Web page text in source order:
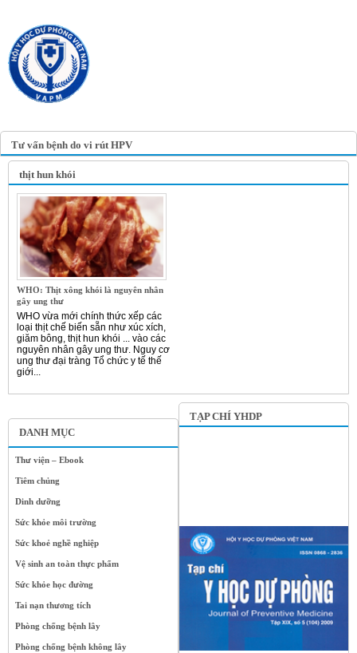
Tư vấn bệnh do vi rút HPV
DANH MỤC
Thư viện – Ebook
Tiêm chủng
Dinh dưỡng
Sức khỏe môi trường
Sức khoẻ nghề nghiệp
Vệ sinh an toàn thực phẩm
Sức khỏe học đường
Tai nạn thương tích
Phòng chống bệnh lây
Phòng chống bệnh không lây
thịt hun khói
WHO: Thịt xông khói là nguyên nhân
gây ung thư
WHO vừa mới chính thức xếp các
loại thịt chế biến sẵn như xúc xích,
giăm bông, thịt hun khói ... vào các
nguyên nhân gây ung thư. Nguy cơ
ung thư đại tràng Tổ chức y tế thế
giới...
TẠP CHÍ YHDP